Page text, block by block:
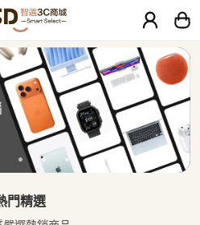
城｜【30天安心
門精選